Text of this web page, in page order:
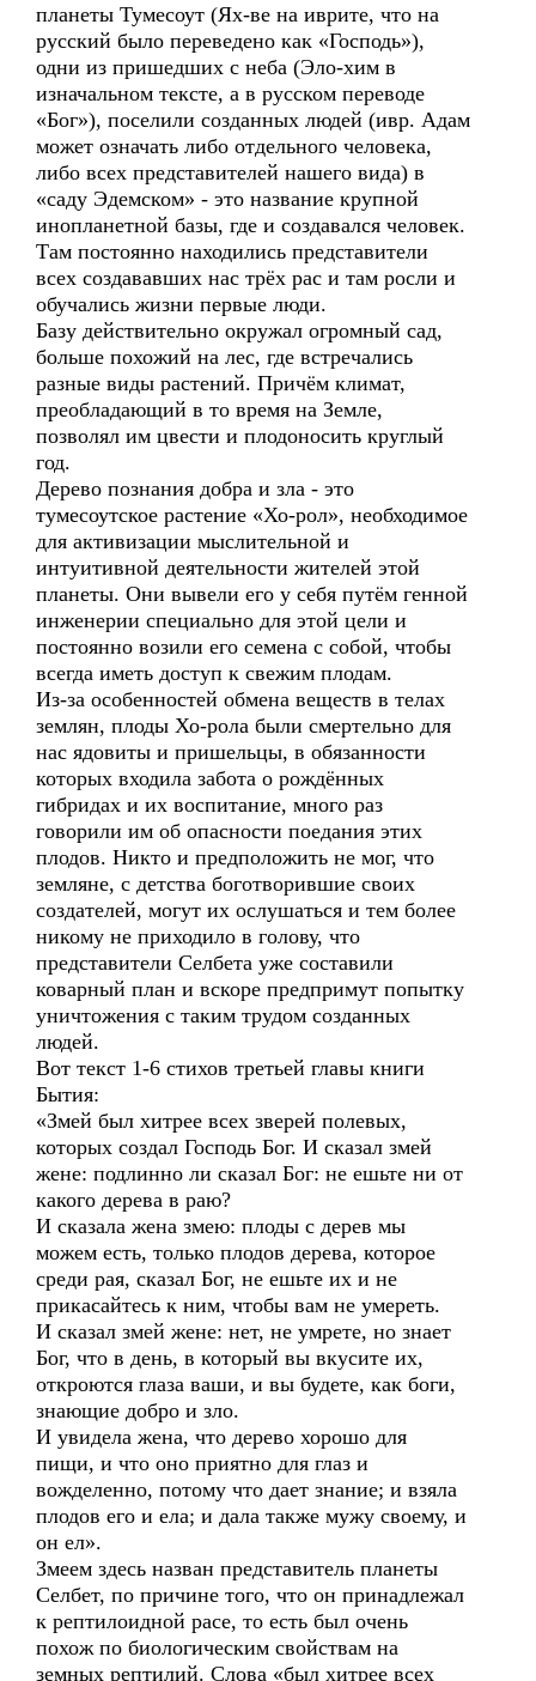
планеты Тумесоут (Ях-ве на иврите, что на
русский было переведено как «Господь»),
одни из пришедших с неба (Эло-хим в
изначальном тексте, а в русском переводе
«Бог»), поселили созданных людей (ивр. Адам
может означать либо отдельного человека,
либо всех представителей нашего вида) в
«саду Эдемском» - это название крупной
инопланетной базы, где и создавался человек.
Там постоянно находились представители
всех создававших нас трёх рас и там росли и
обучались жизни первые люди.
Базу действительно окружал огромный сад,
больше похожий на лес, где встречались
разные виды растений. Причём климат,
преобладающий в то время на Земле,
позволял им цвести и плодоносить круглый
год.
Дерево познания добра и зла - это
тумесоутское растение «Хо-рол», необходимое
для активизации мыслительной и
интуитивной деятельности жителей этой
планеты. Они вывели его у себя путём генной
инженерии специально для этой цели и
постоянно возили его семена с собой, чтобы
всегда иметь доступ к свежим плодам.
Из-за особенностей обмена веществ в телах
землян, плоды Хо-рола были смертельно для
нас ядовиты и пришельцы, в обязанности
которых входила забота о рождённых
гибридах и их воспитание, много раз
говорили им об опасности поедания этих
плодов. Никто и предположить не мог, что
земляне, с детства боготворившие своих
создателей, могут их ослушаться и тем более
никому не приходило в голову, что
представители Селбета уже составили
коварный план и вскоре предпримут попытку
уничтожения с таким трудом созданных
людей.
Вот текст 1-6 стихов третьей главы книги
Бытия:
«Змей был хитрее всех зверей полевых,
которых создал Господь Бог. И сказал змей
жене: подлинно ли сказал Бог: не ешьте ни от
какого дерева в раю?
И сказала жена змею: плоды с дерев мы
можем есть, только плодов дерева, которое
среди рая, сказал Бог, не ешьте их и не
прикасайтесь к ним, чтобы вам не умереть.
И сказал змей жене: нет, не умрете, но знает
Бог, что в день, в который вы вкусите их,
откроются глаза ваши, и вы будете, как боги,
знающие добро и зло.
И увидела жена, что дерево хорошо для
пищи, и что оно приятно для глаз и
вожделенно, потому что дает знание; и взяла
плодов его и ела; и дала также мужу своему, и
он ел».
Змеем здесь назван представитель планеты
Селбет, по причине того, что он принадлежал
к рептилоидной расе, то есть был очень
похож по биологическим свойствам на
земных рептилий. Слова «был хитрее всех